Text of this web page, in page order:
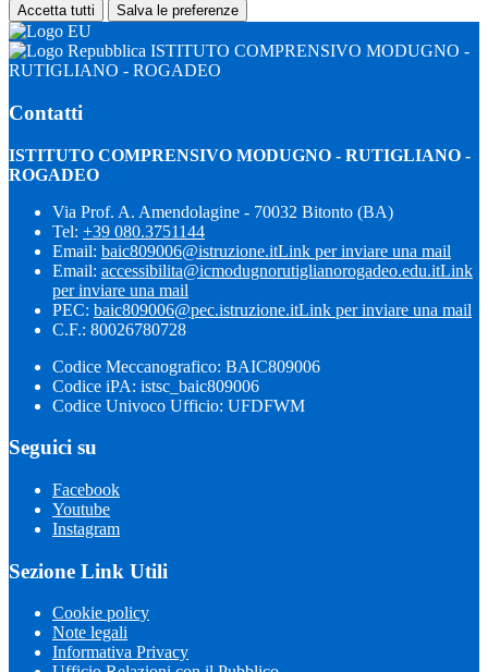
Accetta tutti Salva le preferenze
ISTITUTO COMPRENSIVO MODUGNO -
RUTIGLIANO - ROGADEO
Contatti
ISTITUTO COMPRENSIVO MODUGNO - RUTIGLIANO -
ROGADEO
Via Prof. A. Amendolagine - 70032 Bitonto (BA)
Tel: +39 080.3751144
Email: baic809006@istruzione.itLink per inviare una mail
Email: accessibilita@icmodugnorutiglianorogadeo.edu.itLink
per inviare una mail
PEC: baic809006@pec.istruzione.itLink per inviare una mail
C.F.: 80026780728
Codice Meccanografico: BAIC809006
Codice iPA: istsc_baic809006
Codice Univoco Ufficio: UFDFWM
Seguici su
Facebook
Youtube
Instagram
Sezione Link Utili
Cookie policy
Note legali
Informativa Privacy